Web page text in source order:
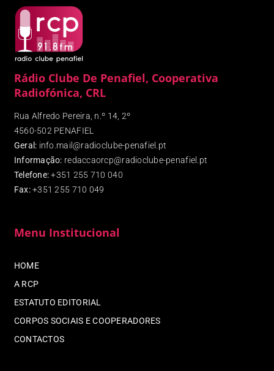
Rádio Clube De Penafiel, Cooperativa
Radiofónica, CRL
Rua Alfredo Pereira, n.º 14, 2º
4560-502 PENAFIEL
Geral: info.mail@radioclube-penafiel.pt
Informação: redaccaorcp@radioclube-penafiel.pt
Telefone: +351 255 710 040
Fax:+351 255 710 049
Menu Institucional
HOME
A RCP
ESTATUTO EDITORIAL
CORPOS SOCIAIS E COOPERADORES
CONTACTOS